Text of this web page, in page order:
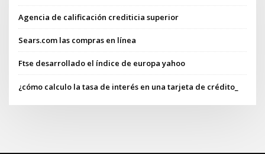
Agencia de calificación crediticia superior
Sears.com las compras en línea
Ftse desarrollado el índice de europa yahoo
¿cómo calculo la tasa de interés en una tarjeta de crédito_